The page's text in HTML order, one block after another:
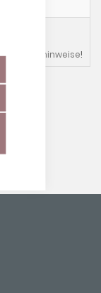
Waschhinweise!